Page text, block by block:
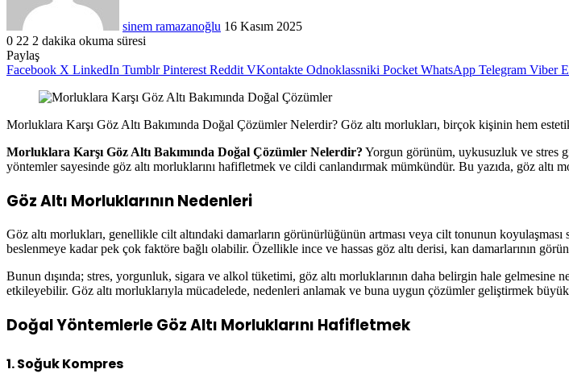
sinem ramazanoğlu 16 Kasım 2025
0 22 2 dakika okuma süresi
Paylaş
Facebook X LinkedIn Tumblr Pinterest Reddit VKontakte Odnoklassniki Pocket WhatsApp Telegram Viber
Morluklara Karşı Göz Altı Bakımında Doğal Çözümler Nelerdir? Göz altı morlukları, birçok kişinin hem
Morluklara Karşı Göz Altı Bakımında Doğal Çözümler Nelerdir? Yorgun görünüm, uykusuzluk ve stres
yöntemler sayesinde göz altı morluklarını hafifletmek ve cildi canlandırmak mümkündür. Bu yazıda, göz altı
Göz Altı Morluklarının Nedenleri
Göz altı morlukları, genellikle cilt altındaki damarların görünürlüğünün artması veya cilt tonunun
beslenmeye kadar pek çok faktöre bağlı olabilir. Özellikle ince ve hassas göz altı derisi, kan damarlarının
Bunun dışında; stres, yorgunluk, sigara ve alkol tüketimi, göz altı morluklarının daha belirgin hale
etkileyebilir. Göz altı morluklarıyla mücadelede, nedenleri anlamak ve buna uygun çözümler geliştirmek büyük
Doğal Yöntemlerle Göz Altı Morluklarını Hafifletmek
1. Soğuk Kompres